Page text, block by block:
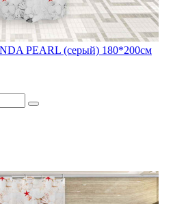
PEARL (серый) 180*200см